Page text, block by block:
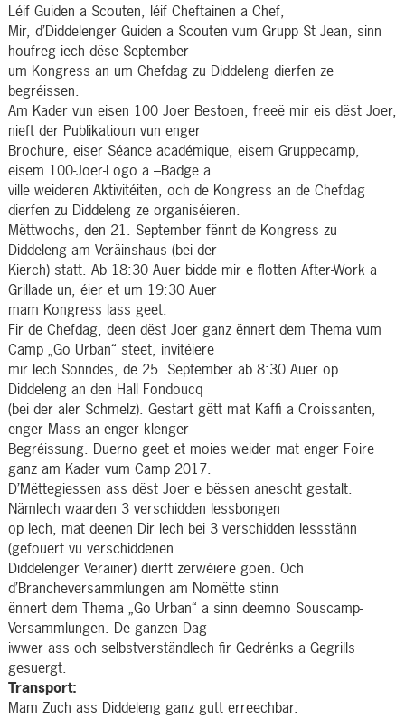
Léif Guiden a Scouten, léif Cheftainen a Chef,
Mir, d’Diddelenger Guiden a Scouten vum Grupp St Jean, sinn
houfreg iech dëse September
um Kongress an um Chefdag zu Diddeleng dierfen ze
begréissen.
Am Kader vun eisen 100 Joer Bestoen, freeë mir eis dëst Joer,
nieft der Publikatioun vun enger
Brochure, eiser Séance académique, eisem Gruppecamp,
eisem 100-Joer-Logo a –Badge a
ville weideren Aktivitéiten, och de Kongress an de Chefdag
dierfen zu Diddeleng ze organiséieren.
Mëttwochs, den 21. September fënnt de Kongress zu
Diddeleng am Veräinshaus (bei der
Kierch) statt. Ab 18:30 Auer bidde mir e flotten After-Work a
Grillade un, éier et um 19:30 Auer
mam Kongress lass geet.
Fir de Chefdag, deen dëst Joer ganz ënnert dem Thema vum
Camp „Go Urban“ steet, invitéiere
mir Iech Sonndes, de 25. September ab 8:30 Auer op
Diddeleng an den Hall Fondoucq
(bei der aler Schmelz). Gestart gëtt mat Kaffi a Croissanten,
enger Mass an enger klenger
Begréissung. Duerno geet et moies weider mat enger Foire
ganz am Kader vum Camp 2017.
D’Mëttegiessen ass dëst Joer e bëssen anescht gestalt.
Nämlech waarden 3 verschidden Iessbongen
op Iech, mat deenen Dir Iech bei 3 verschidden Iessstänn
(gefouert vu verschiddenen
Diddelenger Veräiner) dierft zerwéiere goen. Och
d’Brancheversammlungen am Nomëtte stinn
ënnert dem Thema „Go Urban“ a sinn deemno Souscamp-
Versammlungen. De ganzen Dag
iwwer ass och selbstverständlech fir Gedrénks a Gegrills
gesuergt.
Transport:
Mam Zuch ass Diddeleng ganz gutt erreechbar.